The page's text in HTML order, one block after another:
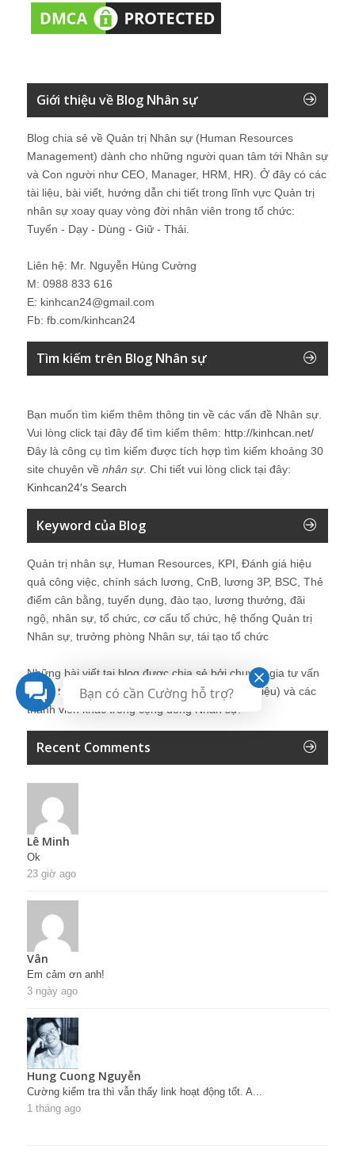
Giới thiệu về Blog Nhân sự
Blog chia sẻ về Quản trị Nhân sự (Human Resources
Management) dành cho những người quan tâm tới Nhân sự
và Con người như CEO, Manager, HRM, HR). Ở đây có các
tài liệu, bài viết, hướng dẫn chi tiết trong lĩnh vực Quản trị
nhân sự xoay quay vòng đời nhân viên trong tổ chức:
Tuyển - Dạy - Dùng - Giữ - Thải.
Liên hệ: Mr. Nguyễn Hùng Cường
M: 0988 833 616
E: kinhcan24@gmail.com
Fb: fb.com/kinhcan24
Tìm kiếm trên Blog Nhân sự
Bạn muốn tìm kiếm thêm thông tin về các vấn đề Nhân sự
Vui lòng click tại đây để tìm kiếm thêm: http://kinhcan.net/
Đây là công cụ tìm kiếm được tích hợp tìm kiếm khoảng 30
site chuyên về nhân sự. Chi tiết vui lòng click tại đây:
Kinhcan24′s Search
Keyword của Blog
Quản trị nhân sự, Human Resources, KPI, Đánh giá hiệu
quả công việc, chính sách lương, CnB, lương 3P, BSC, Thẻ
điểm cân bằng, tuyển dụng, đào tạo, lương thưởng, đãi
ngộ, nhân sự, tổ chức, cơ cấu tổ chức, hệ thống Quản trị
Nhân sự, trưởng phòng Nhân sự, tái tạo tổ chức
Những bài viết tại blog được chia sẻ bởi chuyên gia tư vấn
Quản trị Nhân sự Nguyễn Hùng Cường (giới thiệu) và các
thành viên khác trong cộng đồng Nhân sự.
Recent Comments
Lê Minh
Ok
23 giờ ago
Vân
Em cảm ơn anh!
3 ngày ago
Hung Cuong Nguyễn
Cường kiểm tra thì vẫn thấy link hoạt động tốt. A...
1 tháng ago
Bạn có cần Cường hỗ trợ?